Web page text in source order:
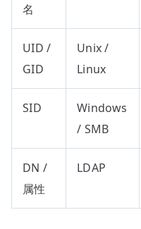
名
UID /
GID
Unix /
Linux
SID
Windows
/ SMB
DN /
属性
LDAP